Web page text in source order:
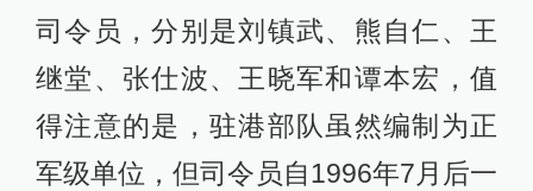
司令员，分别是刘镇武、熊自仁、王
继堂、张仕波、王晓军和谭本宏，值
得注意的是，驻港部队虽然编制为正
军级单位，但司令员自1996年7月后一